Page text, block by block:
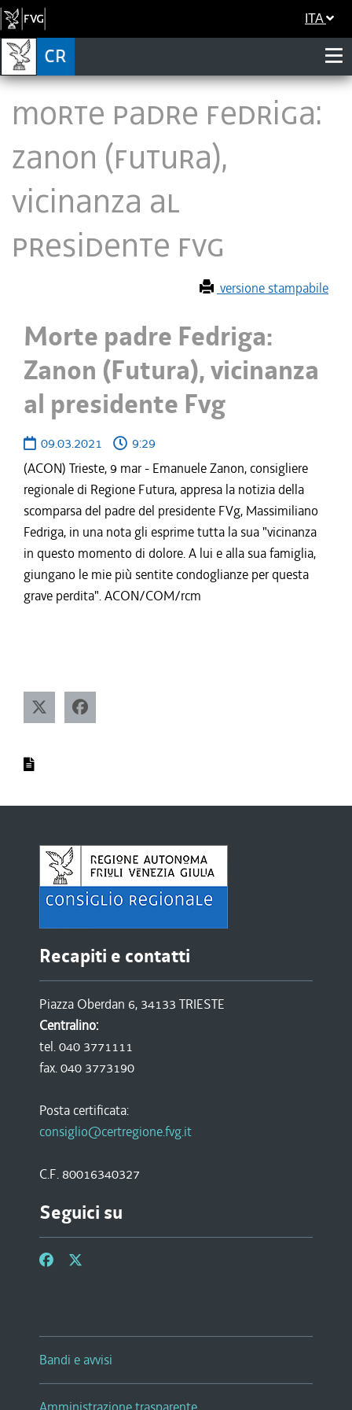
ITA
Morte padre Fedriga:
Zanon (Futura),
vicinanza al
presidente Fvg
versione stampabile
Morte padre Fedriga:
Zanon (Futura), vicinanza
al presidente Fvg
09.03.2021
9:29
(ACON) Trieste, 9 mar - Emanuele Zanon, consigliere
regionale di Regione Futura, appresa la notizia della
scomparsa del padre del presidente FVg, Massimiliano
Fedriga, in una nota gli esprime tutta la sua "vicinanza
in questo momento di dolore. A lui e alla sua famiglia,
giungano le mie più sentite condoglianze per questa
grave perdita". ACON/COM/rcm
Recapiti e contatti
Piazza Oberdan 6, 34133 TRIESTE
Centralino:
tel. 040 3771111
fax. 040 3773190
Posta certificata:
consiglio@certregione.fvg.it
C.F. 80016340327
Seguici su
Bandi e avvisi